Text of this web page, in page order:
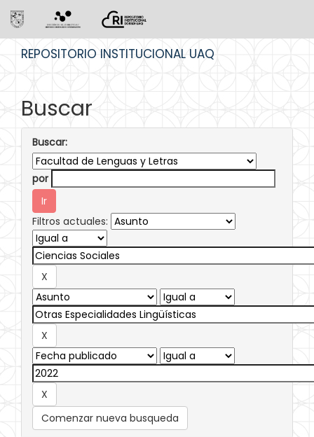
REPOSITORIO INSTITUCIONAL UAQ
Buscar
Buscar:
por
Filtros actuales:
Comenzar nueva busqueda